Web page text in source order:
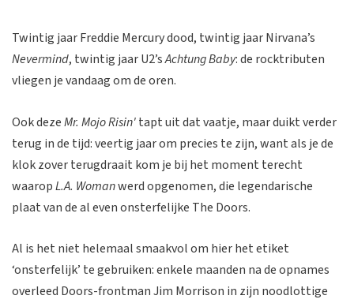
Twintig jaar Freddie Mercury dood, twintig jaar Nirvana’s
Nevermind, twintig jaar U2’sAchtung Baby: de rocktributen
vliegen je vandaag om de oren.
Ook dezeMr. Mojo Risin'tapt uit dat vaatje, maar duikt verder
terug in de tijd: veertig jaar om precies te zijn, want als je de
klok zover terugdraait kom je bij het moment terecht
waaropL.A. Womanwerd opgenomen, die legendarische
plaat van de al even onsterfelijke The Doors.
Al is het niet helemaal smaakvol om hier het etiket
‘onsterfelijk’ te gebruiken: enkele maanden na de opnames
overleed Doors-frontman Jim Morrison in zijn noodlottige